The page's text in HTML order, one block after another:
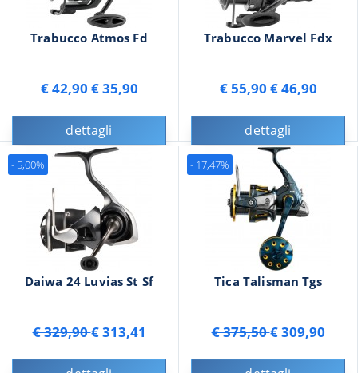
Trabucco Atmos Fd
€ 42,90€ 35,90
dettagli
Trabucco Marvel Fdx
€ 55,90€ 46,90
dettagli
Daiwa 24 Luvias St Sf
€ 329,90€ 313,41
- 5,00%
Tica Talisman Tgs
€ 375,50€ 309,90
- 17,47%